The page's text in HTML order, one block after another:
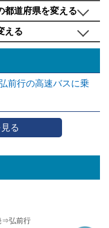
道府県を変える
える
前行の高速バスに乗
る
⇒弘前行